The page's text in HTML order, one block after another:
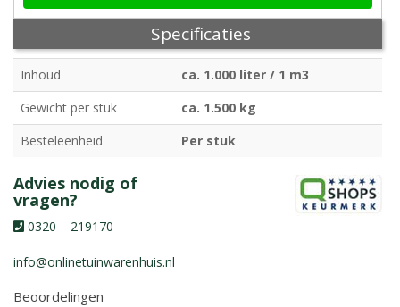
Specificaties
Inhoud
ca. 1.000 liter / 1 m3
Gewicht per stuk
ca. 1.500 kg
Besteleenheid
Per stuk
Advies nodig of
vragen?
0320 – 219170
info@onlinetuinwarenhuis.nl
Beoordelingen